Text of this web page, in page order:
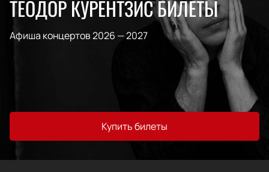
ТЕОДОР КУРЕНТЗИС БИЛЕТЫ
Афиша концертов 2026 — 2027
Купить билеты